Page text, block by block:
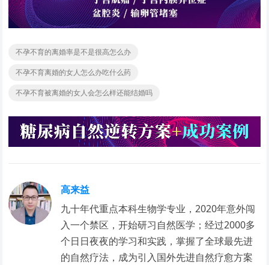
不孕不育的离婚率是不是很高怎么办
不孕不育离婚的女人怎么办吃什么药
不孕不育被离婚的女人会怎么样还能结婚吗
高来益
九十年代重点本科生物学专业，2020年意外闯
入一个禁区，开始研习自然医学；经过2000多
个日日夜夜的学习和实践，掌握了全球最先进
的自然疗法，成为引入国外先进自然疗愈方案